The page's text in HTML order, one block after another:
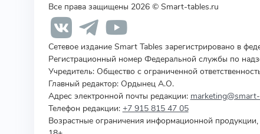
Все права защищены 2026 © Smart-tables.ru
Сетевое издание Smart Tables зарегистрировано в
Регистрационный номер Федеральной службы по
Учредитель: Общество с ограниченной
Главный редактор: Ордынец А.О.
Адрес электронной почты редакции:
Телефон редакции: +7 915 815 47 05
Возрастные ограничения информационной